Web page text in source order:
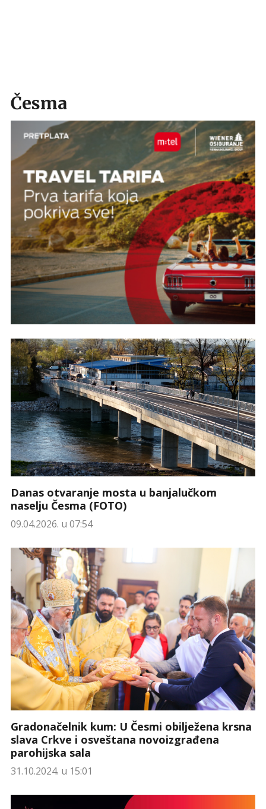
Česma
Danas otvaranje mosta u banjalučkom
naselju Česma (FOTO)
09.04.2026. u 07:54
Gradonačelnik kum: U Česmi obilježena krsna
slava Crkve i osveštana novoizgrađena
parohijska sala
31.10.2024. u 15:01